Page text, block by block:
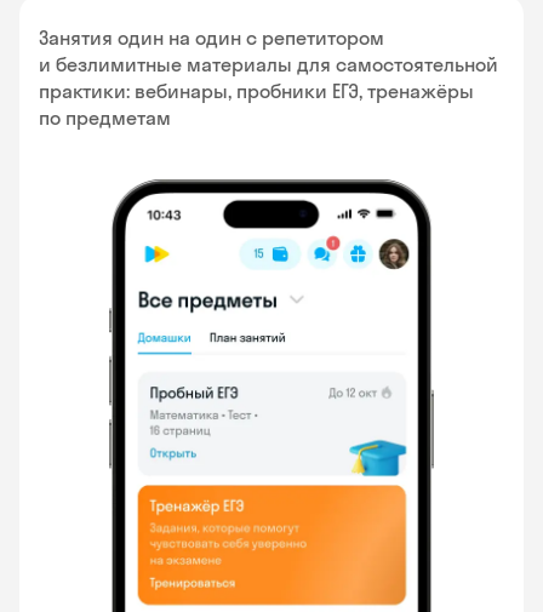
Занятия один на один с репетитором
и безлимитные материалы для самостоятельной
практики: вебинары, пробники ЕГЭ, тренажёры
по предметам